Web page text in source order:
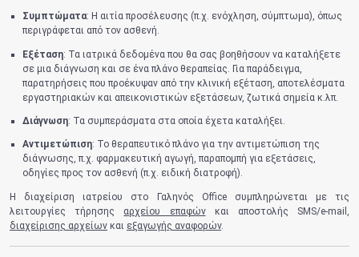
Συμπτώματα: Η αιτία προσέλευσης (π.χ. ενόχληση, σύμπτωμα), όπως
περιγράφεται από τον ασθενή.
Εξέταση: Τα ιατρικά δεδομένα που θα σας βοηθήσουν να καταλήξετε
σε μια διάγνωση και σε ένα πλάνο θεραπείας. Για παράδειγμα,
παρατηρήσεις που προέκυψαν από την κλινική εξέταση, αποτελέσματα
εργαστηριακών και απεικονιστικών εξετάσεων, ζωτικά σημεία κ.λπ.
Διάγνωση: Τα συμπεράσματα στα οποία έχετα καταλήξει.
Αντιμετώπιση: Το θεραπευτικό πλάνο για την αντιμετώπιση της
διάγνωσης, π.χ. φαρμακευτική αγωγή, παραπομπή για εξετάσεις,
οδηγίες προς τον ασθενή (π.χ. ειδική διατροφή).
Η διαχείριση ιατρείου στο Γαληνός Office συμπληρώνεται με τις
λειτουργίες τήρησης αρχείου επαφώνκαι αποστολής SMS/e-mail,
διαχείρισης αρχείων και εξαγωγής αναφορών.